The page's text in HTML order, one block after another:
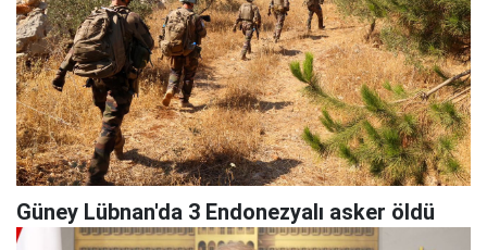
Güney Lübnan'da 3 Endonezyalı asker öldü